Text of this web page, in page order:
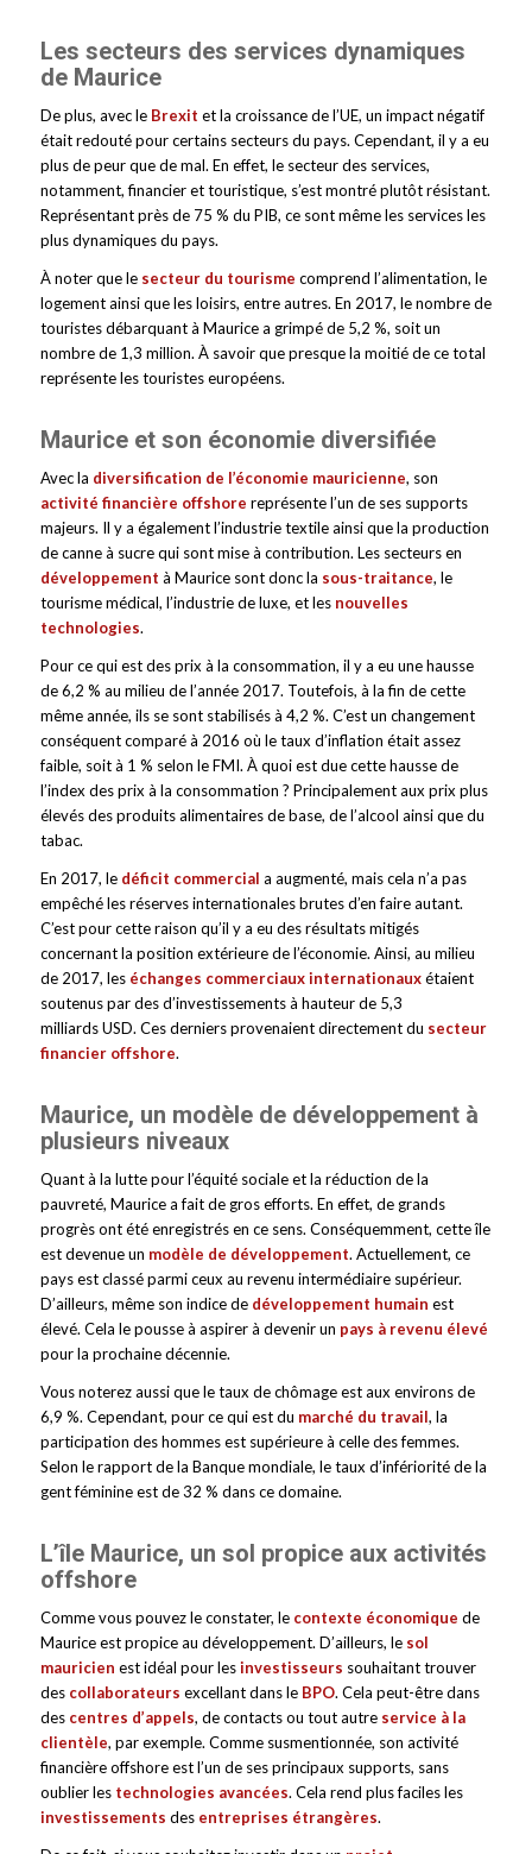
Les secteurs des services dynamiques
de Maurice
De plus, avec le Brexit et la croissance de l’UE, un impact négatif
était redouté pour certains secteurs du pays. Cependant, il y a eu
plus de peur que de mal. En effet, le secteur des services,
notamment, financier et touristique, s’est montré plutôt résistant.
Représentant près de 75 % du PIB, ce sont même les services les
plus dynamiques du pays.
À noter que le secteur du tourisme comprend l’alimentation, le
logement ainsi que les loisirs, entre autres. En 2017, le nombre de
touristes débarquant à Maurice a grimpé de 5,2 %, soit un
nombre de 1,3 million. À savoir que presque la moitié de ce total
représente les touristes européens.
Maurice et son économie diversifiée
Avec la diversification de l’économie mauricienne, son
activité financière offshore représente l’un de ses supports
majeurs. Il y a également l’industrie textile ainsi que la production
de canne à sucre qui sont mise à contribution. Les secteurs en
développement à Maurice sont donc la sous-traitance, le
tourisme médical, l’industrie de luxe, et les nouvelles
technologies.
Pour ce qui est des prix à la consommation, il y a eu une hausse
de 6,2 % au milieu de l’année 2017. Toutefois, à la fin de cette
même année, ils se sont stabilisés à 4,2 %. C’est un changement
conséquent comparé à 2016 où le taux d’inflation était assez
faible, soit à 1 % selon le FMI. À quoi est due cette hausse de
l’index des prix à la consommation ? Principalement aux prix plus
élevés des produits alimentaires de base, de l’alcool ainsi que du
tabac.
En 2017, le déficit commercial a augmenté, mais cela n’a pas
empêché les réserves internationales brutes d’en faire autant.
C’est pour cette raison qu’il y a eu des résultats mitigés
concernant la position extérieure de l’économie. Ainsi, au milieu
de 2017, les échanges commerciaux internationauxétaient
soutenus par des d’investissements à hauteur de 5,3
milliards USD. Ces derniers provenaient directement du secteur
financier offshore.
Maurice, un modèle de développement à
plusieurs niveaux
Quant à la lutte pour l’équité sociale et la réduction de la
pauvreté, Maurice a fait de gros efforts. En effet, de grands
progrès ont été enregistrés en ce sens. Conséquemment, cette île
est devenue un modèle de développement. Actuellement, ce
pays est classé parmi ceux au revenu intermédiaire supérieur.
D’ailleurs, même son indice de développement humain est
élevé. Cela le pousse à aspirer à devenir un pays à revenu élevé
pour la prochaine décennie.
Vous noterez aussi que le taux de chômage est aux environs de
6,9 %. Cependant, pour ce qui est du marché du travail, la
participation des hommes est supérieure à celle des femmes.
Selon le rapport de la Banque mondiale, le taux d’infériorité de la
gent féminine est de 32 % dans ce domaine.
L’île Maurice, un sol propice aux activités
offshore
Comme vous pouvez le constater, le contexte économique de
Maurice est propice au développement. D’ailleurs, le sol
mauricien est idéal pour lesinvestisseurs souhaitant trouver
des collaborateurs excellant dans le BPO. Cela peut-être dans
des centres d’appels, de contacts ou tout autre service à la
clientèle, par exemple. Comme susmentionnée, son activité
financière offshore est l’un de ses principaux supports, sans
oublier les technologies avancées. Cela rend plus faciles les
investissements des entreprises étrangères.